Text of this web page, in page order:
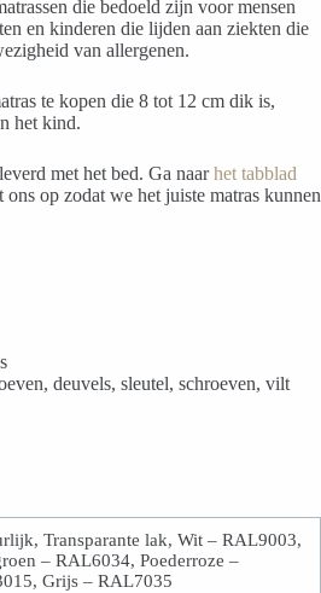
die bedoeld zijn voor mensen
en kinderen die lijden aan ziekten die
van allergenen.
te kopen die 8 tot 12 cm dik is,
het kind.
met het bed. Ga naarhet tabblad
ons op zodat we het juiste matras kunnen
deuvels, sleutel, schroeven, vilt
Transparante lak, Wit – RAL9003,
– RAL6034, Poederroze –
Grijs – RAL7035